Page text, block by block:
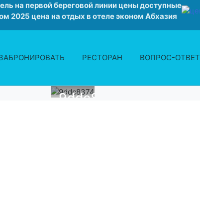
на первой береговой линии цены доступные
2025 цена на отдых в отеле эконом Абхазия
РЕСТОРАН ВОПРОС-ОТВЕТ
9ddc8374